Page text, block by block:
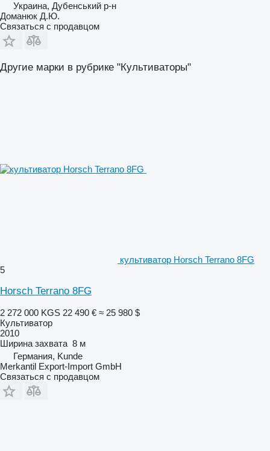
Украина, Дубенський р-н
Доманюк Д.Ю.
Связаться с продавцом
Другие марки в рубрике "Культиваторы"
культиватор Horsch Terrano 8FG
5
Horsch Terrano 8FG
2 272 000 KGS 22 490 € ≈ 25 980 $
Культиватор
2010
Ширина захвата 8 м
Германия, Kunde
Merkantil Export-Import GmbH
Связаться с продавцом